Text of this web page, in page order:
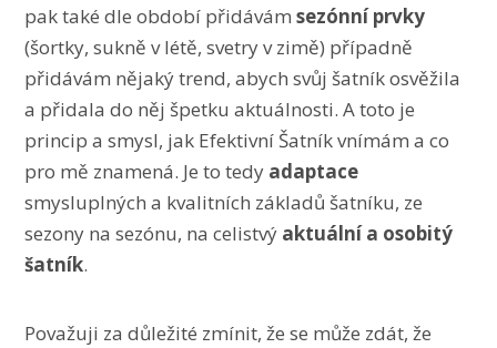
pak také dle období přidávámsezónní prvky
(šortky, sukně v létě, svetry v zimě) případně
přidávám nějaký trend, abych svůj šatník osvěžila
a přidala do něj špetku aktuálnosti. A toto je
princip a smysl, jak Efektivní Šatník vnímám a co
pro mě znamená. Je to tedy adaptace
smysluplných a kvalitních základů šatníku, ze
sezony na sezónu, na celistvý aktuální a osobitý
šatník.
Považuji za důležité zmínit, že se může zdát, že